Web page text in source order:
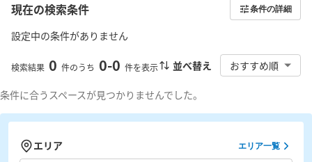
現在の検索条件 条件の詳細
設定中の条件がありません
検索結果 0 件のうち 0-0 件を表示 並べ替え おすすめ順
条件に合うスペースが見つかりませんでした。
エリア エリア一覧